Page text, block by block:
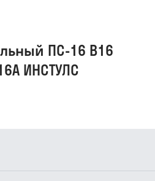
ПС-16 В16
ИНСТУЛС